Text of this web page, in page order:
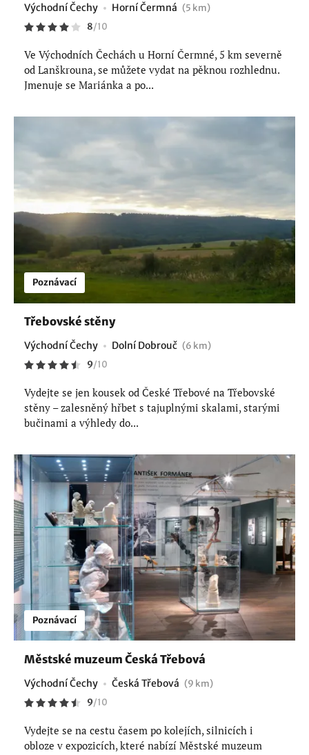
Východní Čechy Horní Čermná (5 km)
8/10
Ve Východních Čechách u Horní Čermné, 5 km severně
od Lanškrouna, se můžete vydat na pěknou rozhlednu.
Jmenuje se Mariánka a po...
Poznávací
Třebovské stěny
Východní Čechy Dolní Dobrouč (6 km)
9/10
Vydejte se jen kousek od České Třebové na Třebovské
stěny – zalesněný hřbet s tajuplnými skalami, starými
bučinami a výhledy do...
Poznávací
Městské muzeum Česká Třebová
Východní Čechy Česká Třebová (9 km)
9/10
Vydejte se na cestu časem po kolejích, silnicích i
obloze v expozicích, které nabízí Městské muzeum